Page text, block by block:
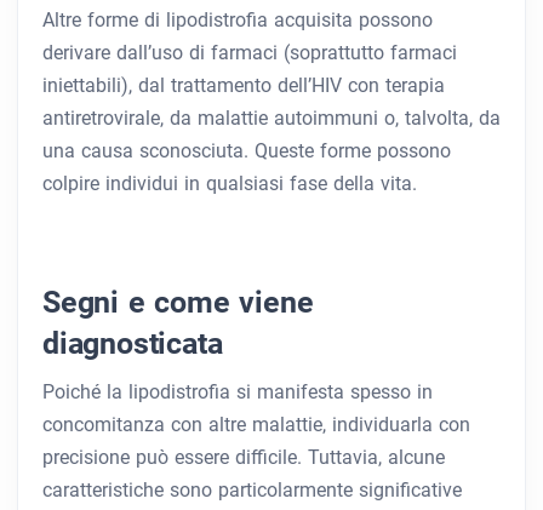
Altre forme di lipodistrofia acquisita possono
derivare dall’uso di farmaci (soprattutto farmaci
iniettabili), dal trattamento dell’HIV con terapia
antiretrovirale, da malattie autoimmuni o, talvolta, da
una causa sconosciuta. Queste forme possono
colpire individui in qualsiasi fase della vita.
Segni e come viene
diagnosticata
Poiché la lipodistrofia si manifesta spesso in
concomitanza con altre malattie, individuarla con
precisione può essere difficile. Tuttavia, alcune
caratteristiche sono particolarmente significative